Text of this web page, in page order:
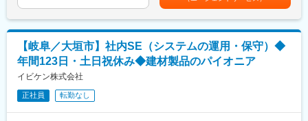
・木材店として創業した背景を活かし、「木の良さ」を伝える本
格派ハウスメーカーとして、大量生産ではないオリジナル住宅を
手掛けています。
・2021年に愛知県に進出やホールディングス会社の設立、2024年
1月には三重県への進出を達成！経営者の育成や新規事業の開拓、
M&Aを進めております。
毎週火～木曜日は東京へ出張し顧客と打合せを行い、顧客のニー
ズを社内のデザイナー達と相談し提案してくため数十品番に常時
携わっていただきます。
また、工場が中国にあるため年に数回出張が入ることもございま
す。
応じて）賃金はあくまでも目安の金額であり、選考を通じて上下
する可能性があります。月給(月額)は固定手当を含めた表記です。
【岐阜／大垣市】社内SE（システムの運用・保守）◆
年間123日・土日祝休み◆建材製品のパイオニア
イビケン株式会社
正社員 転勤なし